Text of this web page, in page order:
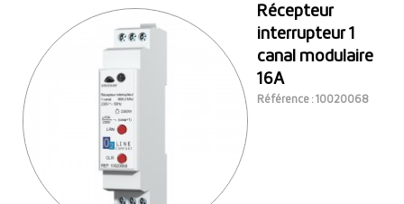
Récepteur
interrupteur 1
canal modulaire
16A
Référence : 10020068